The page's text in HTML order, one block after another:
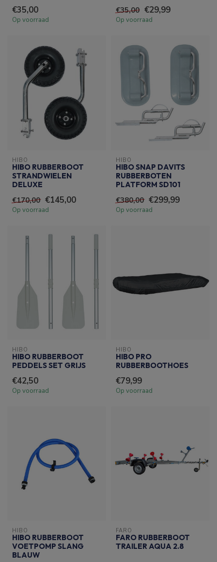
€35,00
Op voorraad
€35,00 €29,99
Op voorraad
HIBO
HIBO RUBBERBOOT
STRANDWIELEN
DELUXE
€170,00 €145,00
Op voorraad
HIBO
HIBO SNAP DAVITS
RUBBERBOTEN
PLATFORM SD101
€380,00 €299,99
Op voorraad
HIBO
HIBO RUBBERBOOT
PEDDELS SET GRIJS
€42,50
Op voorraad
HIBO
HIBO PRO
RUBBERBOOTHOES
€79,99
Op voorraad
HIBO
HIBO RUBBERBOOT
VOETPOMP SLANG
BLAUW
FARO
FARO RUBBERBOOT
TRAILER AQUA 2.8